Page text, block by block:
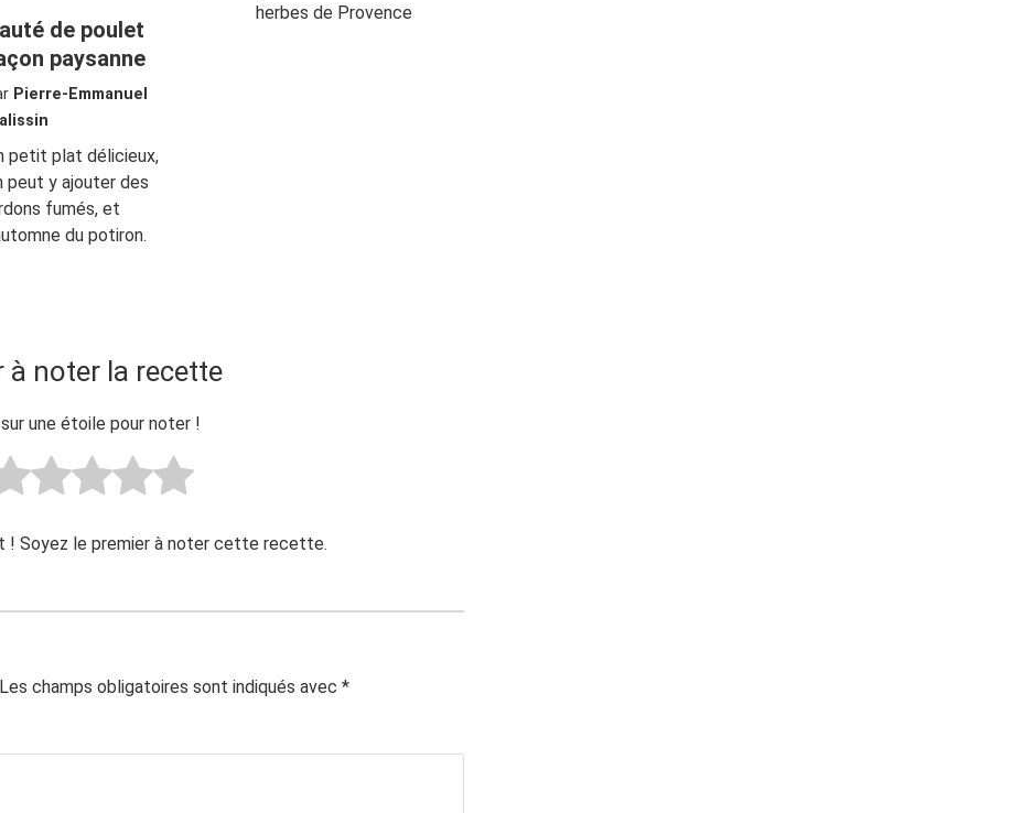
de poulet
paysanne
Pierre-Emmanuel
petit plat délicieux,
peut y ajouter des
fumés, et
du potiron.
herbes de Provence
à noter la recette
une étoile pour noter !
! Soyez le premier à noter cette recette.
Les champs obligatoires sont indiqués avec *